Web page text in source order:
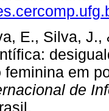
E., Silva, J.,
feminina em
de